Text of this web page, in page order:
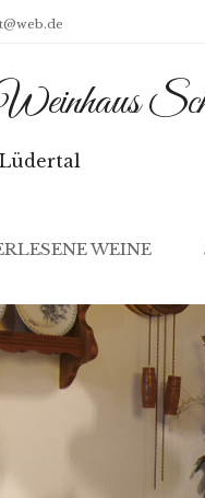
TO CONTENT
WEINE